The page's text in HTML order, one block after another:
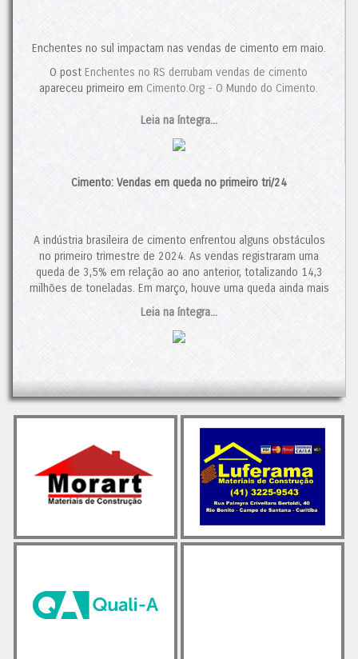
Contudo, se o consumo de cimento mantiver sua trajetória de
crescimento em 2025, isso poderá proporcionar um alívio ao
setor, interrompendo, assim, a tendência de concentração de
mercado.
Italianos Expandem sua Participação no Brasil
Cimento.Org - O Mundo do Cimento
Enchentes no sul impactam nas vendas de cimento em maio.
O post Enchentes no RS derrubam vendas de cimento
apareceu primeiro em Cimento.Org - O Mundo do Cimento.
Leia na íntegra...
Cimento: Vendas em queda no primeiro tri/24
A indústria brasileira de cimento enfrentou alguns obstáculos
no primeiro trimestre de 2024. As vendas registraram uma
queda de 3,5% em relação ao ano anterior, totalizando 14,3
milhões de toneladas. Em março, houve uma queda ainda mais
acentuada, com 10,6% menos vendas do que no mesmo
período de 2023.
A redução nas vendas é atribuída a uma combinação de
na renda das famílias e o aumento do endividamento também
Apesar desses desafios, ainda há esperança no horizonte. O
setor de construção mantém um otimismo cauteloso,
especialmente em relação ao segmento de preparação de
terrenos e às obras de infraestrutura e residenciais. O
mercado imobiliário de baixa renda está se recuperando,
impulsionado principalmente por reformulações nos programas
habitacionais e novas opções de financiamento.
vendas quanto dos piores resultados.
Leia na íntegra...